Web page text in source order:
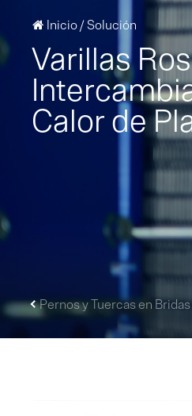
 Inicio /Solución
Varillas
Calor de
Pernos y Tuercas en